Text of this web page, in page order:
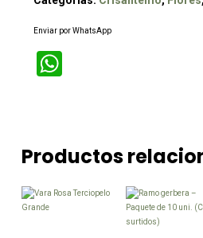
Enviar por WhatsApp
WhatsApp
Productos